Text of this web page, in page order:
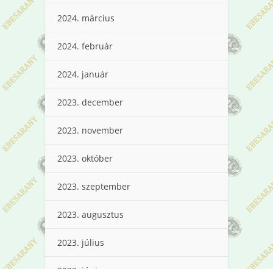
2024. március
2024. február
2024. január
2023. december
2023. november
2023. október
2023. szeptember
2023. augusztus
2023. július